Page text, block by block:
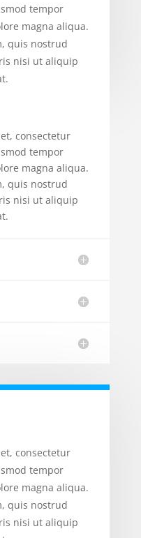
tempor
magna aliqua.
quis nostrud
nisi ut aliquip
consectetur
tempor
magna aliqua.
quis nostrud
nisi ut aliquip
consectetur
tempor
magna aliqua.
quis nostrud
nisi ut aliquip